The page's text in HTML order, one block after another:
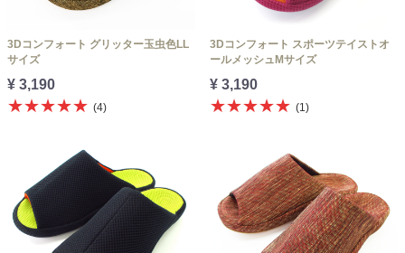
3Dコンフォート グリッター玉虫色LL
サイズ
¥ 3,190
★★★★★ (4)
3Dコンフォート スポーツテイストオ
ールメッシュMサイズ
¥ 3,190
★★★★★ (1)